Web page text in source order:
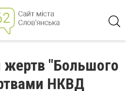
"Большого
НКВД